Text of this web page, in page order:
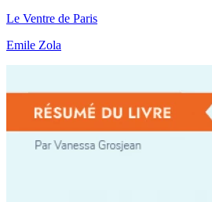
Le Ventre de Paris
Emile Zola